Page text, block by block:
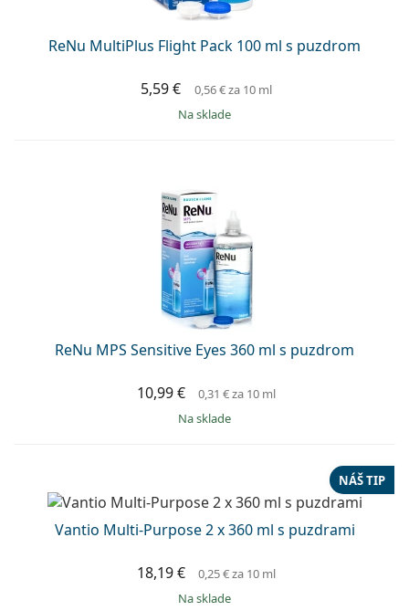
ReNu MultiPlus Flight Pack 100 ml s puzdrom
5,59 € 0,56 €za 10 ml
na sklade
ReNu MPS Sensitive Eyes 360 ml s puzdrom
10,99 € 0,31 €za 10 ml
na sklade
Vantio Multi-Purpose 2 x 360 ml s puzdrami
NÁŠ TIP
18,19 € 0,25 €za 10 ml
na sklade